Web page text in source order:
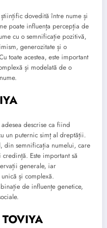
dovedită între nume și
poate influența percepția de
cu o semnificație pozitivă,
generozitate și o
toate acestea, este important
și modelată de o
adesea descrise ca fiind
un puternic simț al dreptății.
din semnificația numelui, care
Este important să
generale, iar
și complexă.
de influențe genetice,